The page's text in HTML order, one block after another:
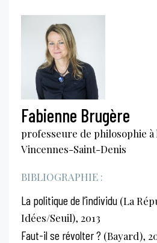
Fabienne Brugère
professeure de philosophie à
Vincennes-Saint-Denis
BIBLIOGRAPHIE :
La politique de l’individu (La
Idées/Seuil), 2013
Faut-il se révolter ? (Bayard),